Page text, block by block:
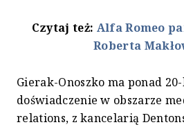
Czytaj też: Alfa Romeo
Roberta
Gierak-Onoszko ma ponad
doświadczenie w obszarze
relations, z kancelarią